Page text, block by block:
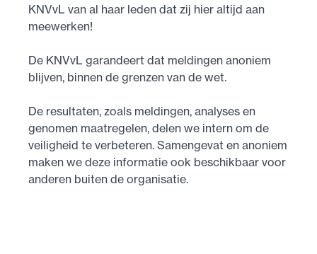
KNVvL van al haar leden dat zij hier altijd aan
meewerken!
De KNVvL garandeert dat meldingen anoniem
blijven, binnen de grenzen van de wet.
De resultaten, zoals meldingen, analyses en
genomen maatregelen, delen we intern om de
veiligheid te verbeteren. Samengevat en anoniem
maken we deze informatie ook beschikbaar voor
anderen buiten de organisatie.